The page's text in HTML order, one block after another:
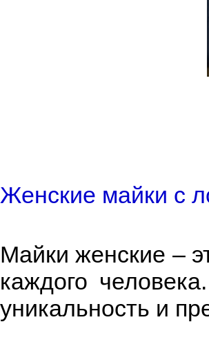
Женские майки с
Майки женские –
каждого
уникальность и